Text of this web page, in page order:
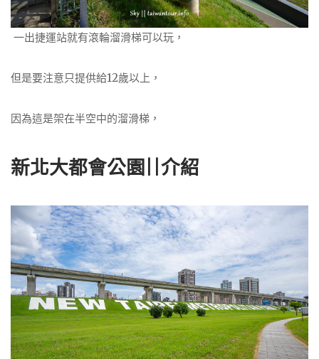
一出捷運站就有滾輪溜滑梯可以玩，
但是要注意只提供給12歲以上，
因為這是架在半空中的溜滑梯，
新北大都會公園||介紹